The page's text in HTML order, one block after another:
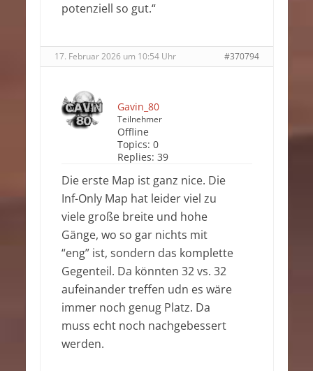
potenziell so gut.“
17. Februar 2026 um 10:54 Uhr #370794
Gavin_80
Teilnehmer
Offline
Topics: 0
Replies: 39
Die erste Map ist ganz nice. Die
Inf-Only Map hat leider viel zu
viele große breite und hohe
Gänge, wo so gar nichts mit
“eng” ist, sondern das komplette
Gegenteil. Da könnten 32 vs. 32
aufeinander treffen udn es wäre
immer noch genug Platz. Da
muss echt noch nachgebessert
werden.